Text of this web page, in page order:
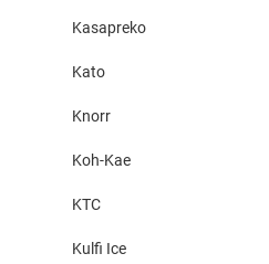
Kasapreko
Kato
Knorr
Koh-Kae
KTC
Kulfi Ice